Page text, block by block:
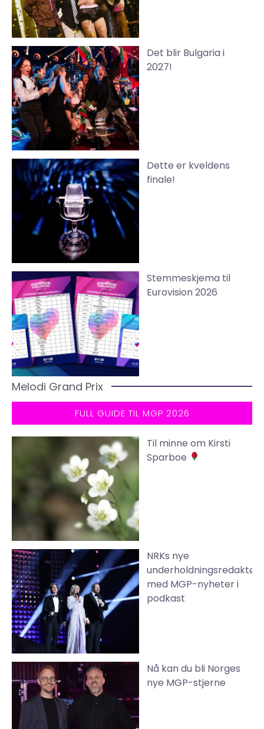
Det blir Bulgaria i
2027!
Dette er kveldens
finale!
Stemmeskjema til
Eurovision 2026
Melodi Grand Prix
FULL GUIDE TIL MGP 2026
Til minne om Kirsti
Sparboe
NRKs nye
underholdningsredaktør
med MGP-nyheter i
podkast
Nå kan du bli Norges
nye MGP-stjerne